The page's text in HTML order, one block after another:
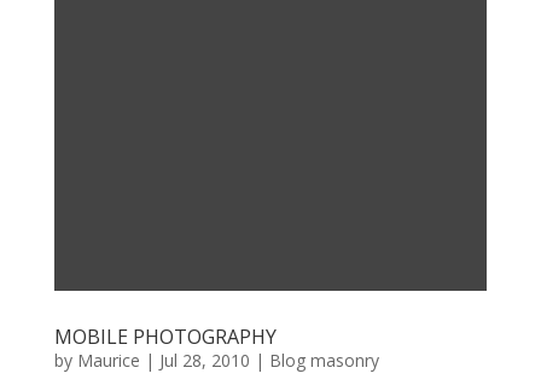
MOBILE PHOTOGRAPHY
by Maurice | Jul 28, 2010 | Blog masonry